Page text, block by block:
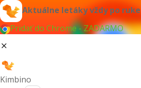
Aktuálne letáky vždy po ruke
Pridať do Chrome - ZADARMO
Kimbino